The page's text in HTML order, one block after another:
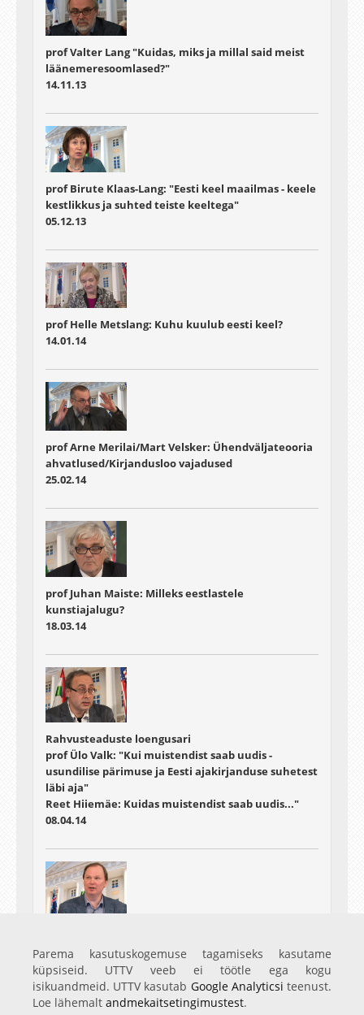
prof Valter Lang "Kuidas, miks ja millal said meist
läänemeresoomlased?"
14.11.13
prof Birute Klaas-Lang: "Eesti keel maailmas - keele
kestlikkus ja suhted teiste keeltega"
05.12.13
prof Helle Metslang: Kuhu kuulub eesti keel?
14.01.14
prof Arne Merilai/Mart Velsker: Ühendväljateooria
ahvatlused/Kirjandusloo vajadused
25.02.14
prof Juhan Maiste: Milleks eestlastele
kunstiajalugu?
18.03.14
Rahvusteaduste loengusari
prof Ülo Valk: "Kui muistendist saab uudis -
usundilise pärimuse ja Eesti ajakirjanduse suhetest
läbi aja"
Reet Hiiemäe: Kuidas muistendist saab uudis..."
08.04.14
prof Karl Pajusalu: Kas on mitu eesti keelt?
06.05.14
Parema kasutuskogemuse tagamiseks kasutame
küpsiseid. UTTV veeb ei töötle ega kogu
isikuandmeid. UTTV kasutab Google Analyticsi teenust.
Loe lähemalt andmekaitsetingimustest.